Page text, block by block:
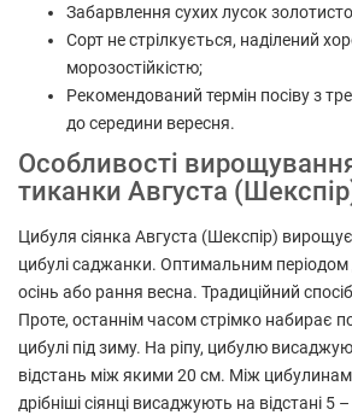
Забарвлення сухих лусок
Сорт не стрілкується, наділений
морозостійкістю;
Рекомендований термін посіву з
до середини вересня.
Особливості
тиканки Августа
Цибуля сіянка Августа (Шекспір)
цибулі саджанки. Оптимальним періодом
осінь або рання весна. Традиційний
Проте, останнім часом стрімко набирає
цибулі під зиму. На ріпу, цибулю
відстань між якими 20 см. Між
дрібніші сіянці висаджують на відстані